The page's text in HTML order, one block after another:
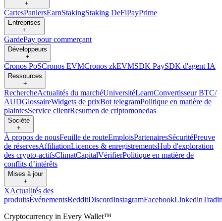
+
CartesPaniersEarnStakingStaking DeFiPayPrime
Entreprises
+
GardePay pour commerçant
Développeurs
+
Cronos PoSCronos EVMCronos zkEVMSDK PaySDK d'agent IA
Ressources
+
RechercheActualités du marchéUniversitéLearnConvertisseur BTC/
AUDGlossaireWidgets de prixBot telegramPolitique en matière de
plaintesService clientResumen de criptomonedas
Société
+
À propos de nousFeuille de routeEmploisPartenairesSécuritéPreuve
de réservesAffiliationLicences & enregistrementsHub d'exploration
des crypto-actifsClimatCapitalVérifierPolitique en matière de
conflits d’intérêts
Mises à jour
+
XActualités des
produitsÉvénementsRedditDiscordInstagramFacebookLinkedin
Cryptocurrency in Every Wallet™